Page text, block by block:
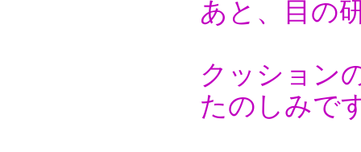
あと、目の
クッション
たのしみで